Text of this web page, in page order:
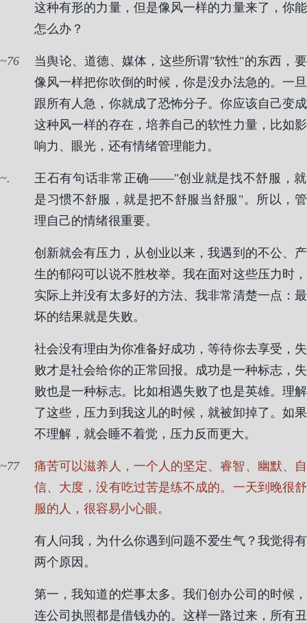
这种有形的力量，但是像风一样的力量来了，你能
怎么办？
76
当舆论、道德、媒体，这些所谓"软性"的东西，要
像风一样把你吹倒的时候，你是没办法急的。一旦
跟所有人急，你就成了恐怖分子。你应该自己变成
这种风一样的存在，培养自己的软性力量，比如影
响力、眼光，还有情绪管理能力。
.
王石有句话非常正确——"创业就是找不舒服，就
是习惯不舒服，就是把不舒服当舒服"。所以，管
理自己的情绪很重要。
创新就会有压力，从创业以来，我遇到的不公、产
生的郁闷可以说不胜枚举。我在面对这些压力时，
实际上并没有太多好的方法、我非常清楚一点：最
坏的结果就是失败。
社会没有理由为你准备好成功，等待你去享受，失
败才是社会给你的正常回报。成功是一种标志，失
败也是一种标志。比如相遇失败了也是英雄。理解
了这些，压力到我这儿的时候，就被卸掉了。如果
不理解，就会睡不着觉，压力反而更大。
77
痛苦可以滋养人，一个人的坚定、睿智、幽默、自
信、大度，没有吃过苦是练不成的。一天到晚很舒
服的人，很容易小心眼。
有人问我，为什么你遇到问题不爱生气？我觉得有
两个原因。
第一，我知道的烂事太多。我们创办公司的时候，
连公司执照都是借钱办的。这样一路过来，所有丑